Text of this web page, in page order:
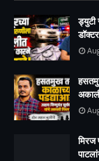
ड्युटी
मिरज